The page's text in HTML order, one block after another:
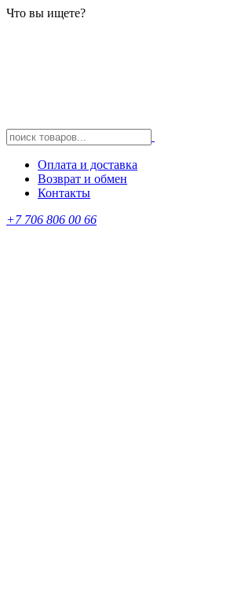
Что вы ищете?
Оплата и доставка
Возврат и обмен
Контакты
+7 706 806 00 66